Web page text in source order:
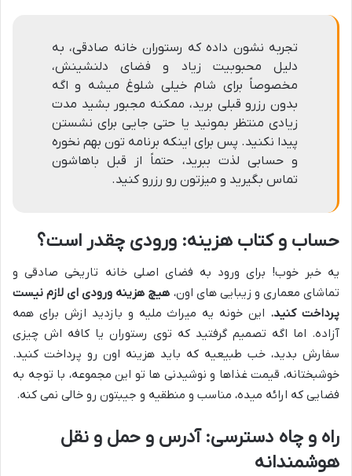
تجربه نشون داده که رستوران خانه صادقی، به
دلیل محبوبیت زیاد و فضای دلنشینش،
مخصوصاً برای شام خیلی شلوغ میشه و اگه
بدون رزرو قبلی برید، ممکنه مجبور بشید مدت
زیادی منتظر بمونید یا حتی جایی برای نشستن
پیدا نکنید. پس برای اینکه برنامه تون بهم نخوره
و حسابی لذت ببرید، حتماً از قبل باهاشون
تماس بگیرید و میزتون رو رزرو کنید.
حساب و کتاب هزینه: ورودی چقدر است؟
یه خبر خوب! برای ورود به فضای اصلی خانه تاریخی صادقی و
تماشای معماری و زیبایی های اون، هیچ هزینه ورودی ای لازم نیست
پرداخت کنید. این خونه یه میراث ملیه و بازدید ازش برای همه
آزاده. اما اگه تصمیم گرفتید که توی رستوران یا کافه اش چیزی
سفارش بدید، خب طبیعیه که باید هزینه اون رو پرداخت کنید.
خوشبختانه، قیمت غذاها و نوشیدنی ها تو این مجموعه، با توجه به
فضایی که ارائه میده، مناسب و منطقیه و جیبتون رو خالی نمی کنه.
راه و چاه دسترسی: آدرس و حمل و نقل
هوشمندانه